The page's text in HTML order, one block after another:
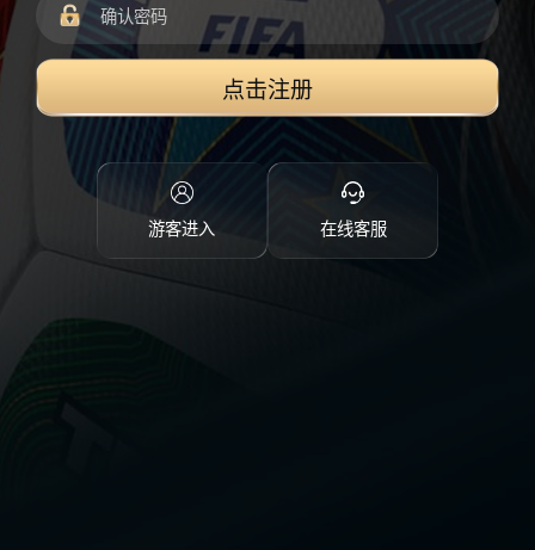
点击注册
游客进入 在线客服